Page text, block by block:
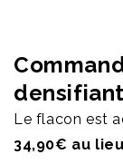
Le flacon est
34,90€ au